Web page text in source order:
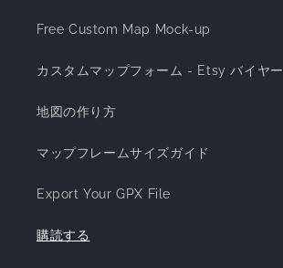
Free Custom Map Mock-up
カスタムマップフォーム - Etsy バイヤー
地図の作り方
マップフレームサイズガイド
Export Your GPX File
購読する